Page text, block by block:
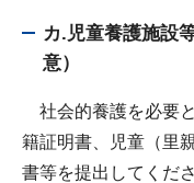
カ.児童養護施設
意）
社会的養護を必要
籍証明書、児童（里
書等を提出してくださ